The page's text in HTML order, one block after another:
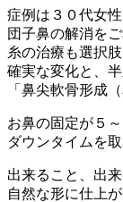
症例は３０代女性
団子鼻の解消をご
糸の治療も選択
確実な変化と、
「鼻尖軟骨形成
お鼻の固定が５
ダウンタイムを
出来ること、出
自然な形に仕上